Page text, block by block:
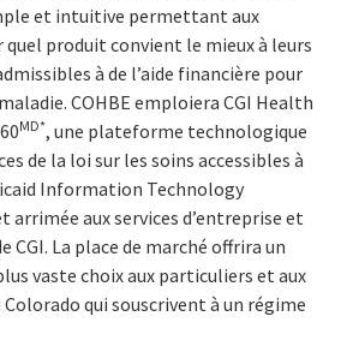
et intuitive permettant aux
produit convient le mieux à leurs
à de l’aide financière pour
COHBE emploiera CGI Health
MD*, une plateforme technologique
de la loi sur les soins accessibles à
Information Technology
arrimée aux services d’entreprise et
CGI. La place de marché offrira un
vaste choix aux particuliers et aux
qui souscrivent à un régime